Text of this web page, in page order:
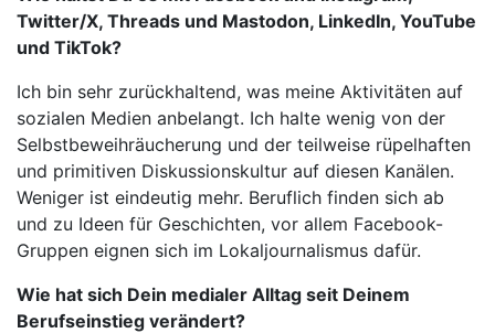
Twitter/X, Threads und Mastodon, LinkedIn, YouTube
und TikTok?
Ich bin sehr zurückhaltend, was meine Aktivitäten auf
sozialen Medien anbelangt. Ich halte wenig von der
Selbstbeweihräucherung und der teilweise rüpelhaften
und primitiven Diskussionskultur auf diesen Kanälen.
Weniger ist eindeutig mehr. Beruflich finden sich ab
und zu Ideen für Geschichten, vor allem Facebook-
Gruppen eignen sich im Lokaljournalismus dafür.
Wie hat sich Dein medialer Alltag seit Deinem
Berufseinstieg verändert?